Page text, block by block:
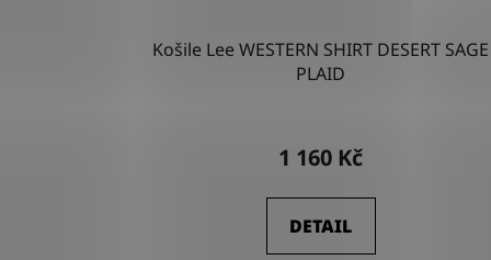
Košile Lee WESTERN SHIRT DESERT SAGE
PLAID
1 160 Kč
DETAIL